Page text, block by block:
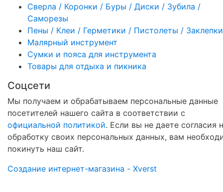
Сверла / Коронки / Буры / Диски / Зубила /
Саморезы
Пены / Клеи / Герметики / Пистолеты / Заклепки
Малярный инструмент
Сумки и пояса для инструмента
Товары для отдыха и пикника
Соцсети
Мы получаем и обрабатываем персональные данные
посетителей нашего сайта в соответствии с
официальной политикой. Если вы не даете согласия
обработку своих персональных данных, вам
покинуть наш сайт.
Создание интернет-магазина - Xverst